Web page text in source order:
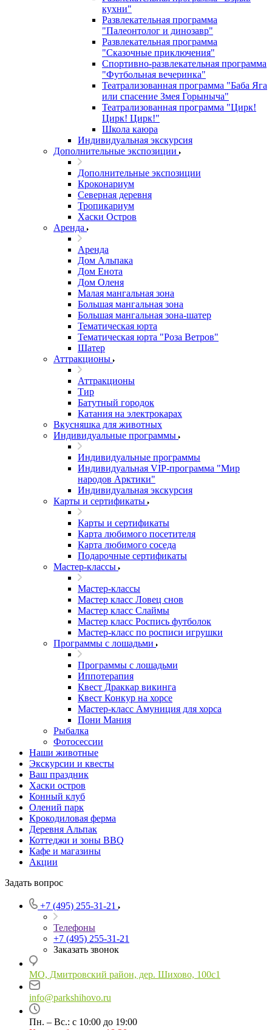
кухни"
Развлекательная программа
"Палеонтолог и динозавр"
Развлекательная программа
"Сказочные приключения"
Спортивно-развлекательная программа
"Футбольная вечеринка"
Театрализованная программа "Баба Яга
или спасение Змея Горыныча"
Театрализованная программа "Цирк!
Цирк! Цирк!"
Школа каюра
Индивидуальная экскурсия
Дополнительные экспозиции
Дополнительные экспозиции
Кроконариум
Северная деревня
Тропикариум
Хаски Остров
Аренда
Аренда
Дом Альпака
Дом Енота
Дом Оленя
Малая мангальная зона
Большая мангальная зона
Большая мангальная зона-шатер
Тематическая юрта
Тематическая юрта "Роза Ветров"
Шатер
Аттракционы
Аттракционы
Тир
Батутный городок
Катания на электрокарах
Вкусняшка для животных
Индивидуальные программы
Индивидуальные программы
Индивидуальная VIP-программа "Мир
народов Арктики"
Индивидуальная экскурсия
Карты и сертификаты
Карты и сертификаты
Карта любимого посетителя
Карта любимого соседа
Подарочные сертификаты
Мастер-классы
Мастер-классы
Мастер класс Ловец снов
Мастер класс Слаймы
Мастер класс Роспись футболок
Мастер-класс по росписи игрушки
Программы с лошадьми
Программы с лошадьми
Иппотерапия
Квест Драккар викинга
Квест Конкур на хорсе
Мастер-класс Амуниция для хорса
Пони Мания
Рыбалка
Фотосессии
Наши животные
Экскурсии и квесты
Ваш праздник
Хаски остров
Конный клуб
Олений парк
Крокодиловая ферма
Деревня Альпак
Коттеджи и зоны BBQ
Кафе и магазины
Акции
Задать вопрос
+7 (495) 255-31-21
Телефоны
+7 (495) 255-31-21
Заказать звонок
МО, Дмитровский район, дер. Шихово, 100с1
info@parkshihovo.ru
Пн. – Вс.: с 10:00 до 19:00